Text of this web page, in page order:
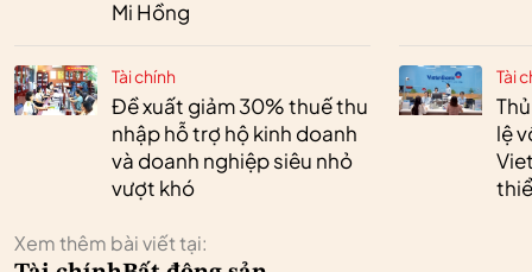
Mi Hồng
Tài chính
Đề xuất giảm 30% thuế thu
nhập hỗ trợ hộ kinh doanh
và doanh nghiệp siêu nhỏ
vượt khó
Tài
lệ
Xem thêm bài viết tại: